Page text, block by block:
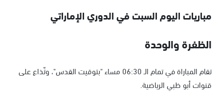
مباريات اليوم السبت في الدوري الإماراتي
الظفرة والوحدة
تقام المباراة في تمام الـ 06:30 مساء "بتوقيت القدس"، وتّذاع على
قنوات أبو ظبي الرياضية.